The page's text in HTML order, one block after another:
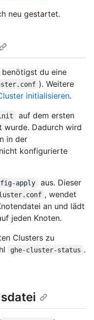
neu gestartet.
du eine
). Weitere
initialisieren.
auf dem ersten
wurde. Dadurch wird
in der
konfigurierte
apply
aus. Dieser
, wendet
an und lädt
jeden Knoten.
Clusters zu
ghe-cluster-status .